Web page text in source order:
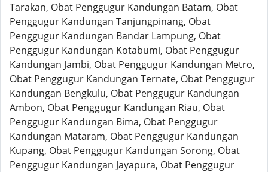
Tarakan, Obat Penggugur Kandungan Batam, Obat
Penggugur Kandungan Tanjungpinang, Obat
Penggugur Kandungan Bandar Lampung, Obat
Penggugur Kandungan Kotabumi, Obat Penggugur
Kandungan Jambi, Obat Penggugur Kandungan Metro,
Obat Penggugur Kandungan Ternate, Obat Penggugur
Kandungan Bengkulu, Obat Penggugur Kandungan
Ambon, Obat Penggugur Kandungan Riau, Obat
Penggugur Kandungan Bima, Obat Penggugur
Kandungan Mataram, Obat Penggugur Kandungan
Kupang, Obat Penggugur Kandungan Sorong, Obat
Penggugur Kandungan Jayapura, Obat Penggugur